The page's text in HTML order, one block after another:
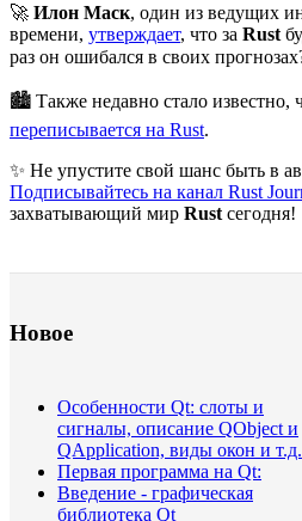
🚀 Илон Маск, один из ведущих
времени, утверждает, что за Rust
раз он ошибался в своих
🏙 Также недавно стало известно,
переписывается на Rust.
✨ Не упустите свой шанс быть в
Подписывайтесь на канал Rust
захватывающий мир Rust сегодня!
Новое
Особенности Qt: слоты и
сигналы, описание QObject и
QApplication, виды окон и т.д.
Первая программа на Qt:
Введение - графическая
библиотека Qt